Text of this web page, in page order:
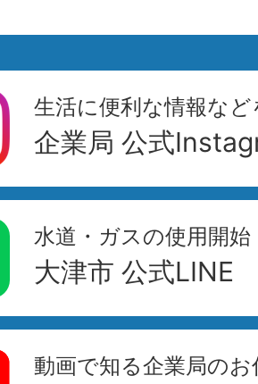
生活に便利な情報な
企業局 公式
水道・ガスの使用開
大津市 公式LINE
動画で知る企業局のお